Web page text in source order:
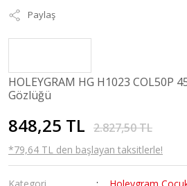
Paylaş
HOLEYGRAM HG H1023 COL50P
Gözlüğü
848,25 TL 2.827,50 TL
*79,64 TL den başlayan taksitlerle!